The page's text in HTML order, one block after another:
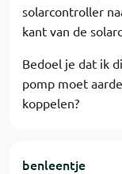
solarcontroller
kant van de
Bedoel je dat ik
pomp moet
koppelen?
benleentje